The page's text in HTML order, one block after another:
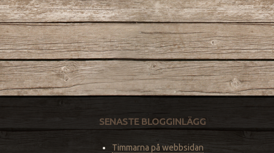
SENASTE BLOGGINLÄGG
Timmarna på webbsidan